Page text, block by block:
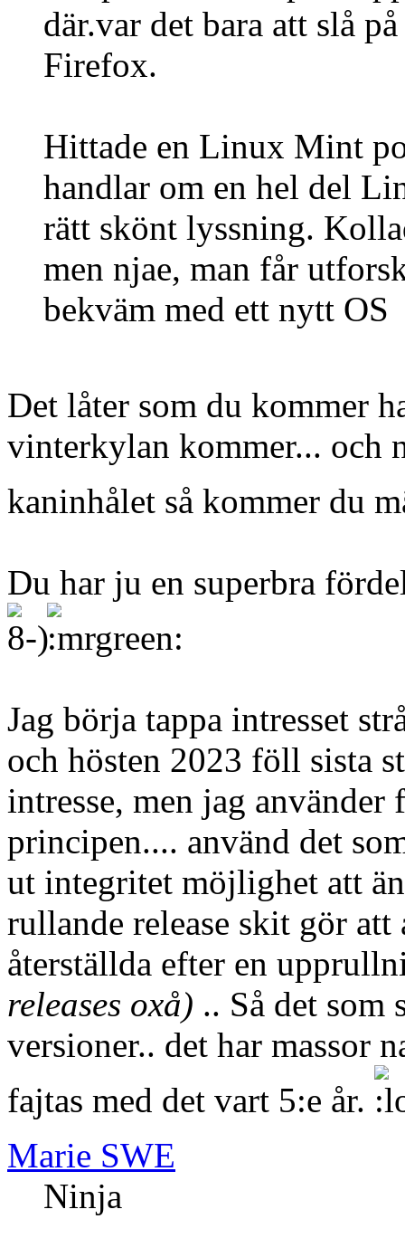
där.var det bara att slå
Firefox.
Hittade en Linux Mint
handlar om en hel del
rätt skönt lyssning.
men njae, man får
bekväm med ett nytt OS
Det låter som du kommer
vinterkylan kommer... och
kaninhålet så kommer du
Du har ju en superbra
Jag börja tappa intresset
och hösten 2023 föll sista
intresse, men jag
principen.... använd det
ut integritet möjlighet att
rullande release skit gör
återställda efter en
releases oxå) .. Så det som
versioner.. det har massor
fajtas med det vart 5:e år.
Marie SWE
Ninja